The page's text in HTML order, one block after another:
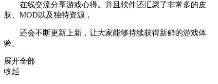
在线交流分享游戏心得。并且软件还汇聚了非常多的皮
肤、MOD以及独特资源，
还会不断更新上新，让大家能够持续获得新鲜的游戏体
验。
展开全部
收起